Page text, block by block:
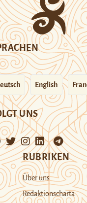
English
UNS
RUBRIKEN
Über uns
Redaktionscharta